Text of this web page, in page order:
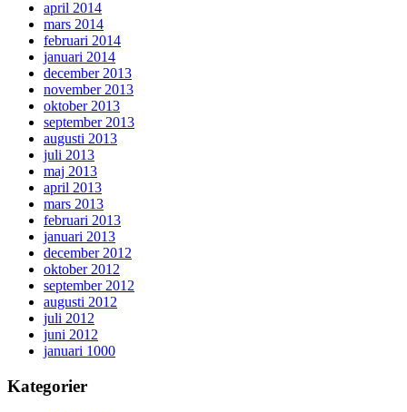
april 2014
mars 2014
februari 2014
januari 2014
december 2013
november 2013
oktober 2013
september 2013
augusti 2013
juli 2013
maj 2013
april 2013
mars 2013
februari 2013
januari 2013
december 2012
oktober 2012
september 2012
augusti 2012
juli 2012
juni 2012
januari 1000
Kategorier